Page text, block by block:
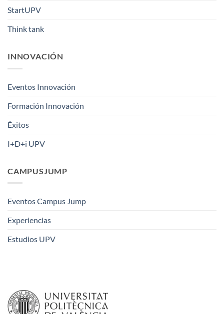
StartUPV
Think tank
INNOVACIÓN
Eventos Innovación
Formación Innovación
Éxitos
I+D+i UPV
CAMPUSJUMP
Eventos Campus Jump
Experiencias
Estudios UPV